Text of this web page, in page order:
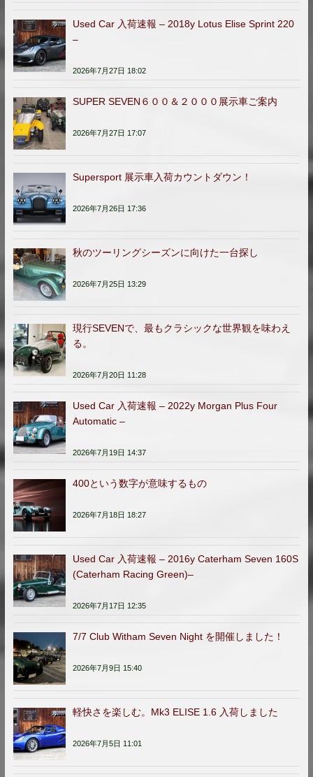
Used Car 入荷速報 – 2018y Lotus Elise Sprint 220
–
2026年7月27日 18:02
SUPER SEVEN６００＆２０００展示車ご案内
2026年7月27日 17:07
Supersport 展示車入荷カウントダウン！
2026年7月26日 17:36
秋のツーリングシーズンに向けた一台探し
2026年7月25日 13:29
現行SEVENで、最もクラシックな世界観を味わえ
る。
2026年7月20日 11:28
Used Car 入荷速報 – 2022y Morgan Plus Four
Automatic –
2026年7月19日 14:37
400という数字が意味するもの
2026年7月18日 18:27
Used Car 入荷速報 – 2016y Caterham Seven 160S
(Caterham Racing Green)–
2026年7月17日 12:35
7/7 Club Witham Seven Night を開催しました！
2026年7月9日 15:40
軽快さを楽しむ。Mk3 ELISE 1.6 入荷しました
2026年7月5日 11:01